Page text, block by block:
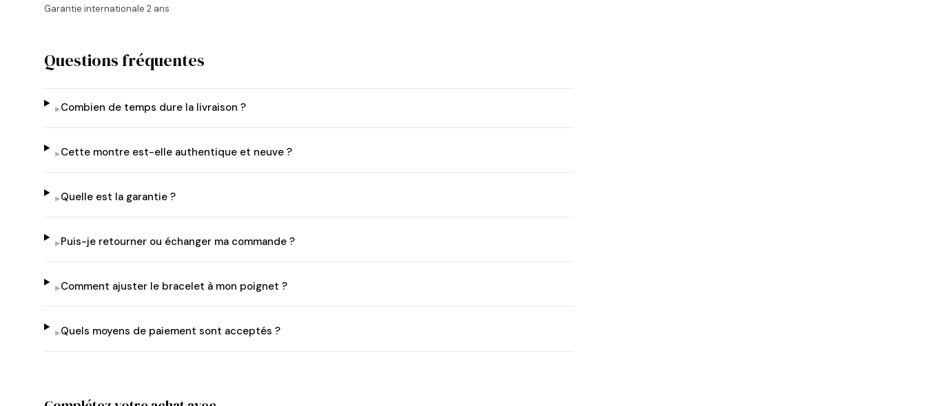
Garantie internationale 2 ans
Questions fréquentes
▸Combien de temps dure la livraison ?
▸Cette montre est-elle authentique et neuve ?
▸Quelle est la garantie ?
▸Puis-je retourner ou échanger ma commande ?
▸Comment ajuster le bracelet à mon poignet ?
▸Quels moyens de paiement sont acceptés ?